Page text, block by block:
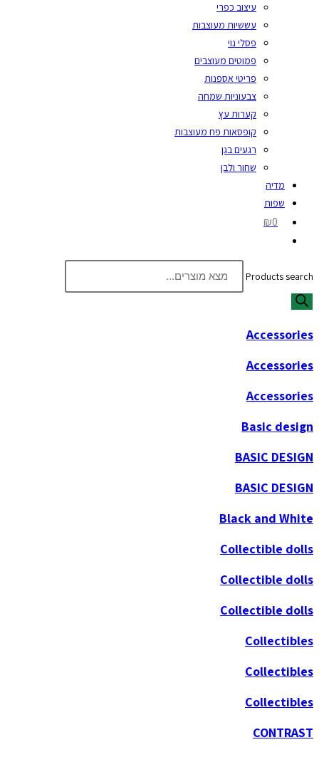
עיצוב כפרי
עששיות מעוצבות
פסלי נוי
פמוטים מעוצבים
פריטי אספנות
צבעוניות שמחה
קערות עץ
קופסאות פח מעוצבות
רגעים בגן
שחור ולבן
מדיה
שפות
₪0
Products search
Accessories
Accessories
Accessories
Basic design
BASIC DESIGN
BASIC DESIGN
Black and White
Collectible dolls
Collectible dolls
Collectible dolls
Collectibles
Collectibles
Collectibles
CONTRAST